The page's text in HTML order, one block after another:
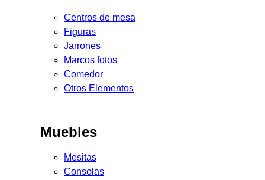
Centros de mesa
Figuras
Jarrones
Marcos fotos
Comedor
Otros Elementos
Muebles
Mesitas
Consolas